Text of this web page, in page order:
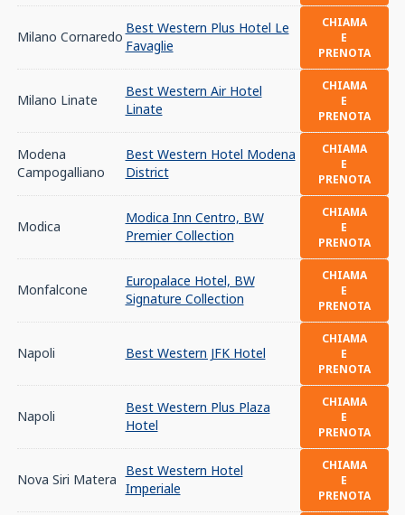
Milano Cornaredo
Best Western Plus Hotel Le
Favaglie
CHIAMA
E
PRENOTA
Milano Linate
Best Western Air Hotel
Linate
CHIAMA
E
PRENOTA
Modena
Campogalliano
Best Western Hotel Modena
District
CHIAMA
E
PRENOTA
Modica
Modica Inn Centro, BW
Premier Collection
CHIAMA
E
PRENOTA
Monfalcone
Europalace Hotel, BW
Signature Collection
CHIAMA
E
PRENOTA
Napoli Best Western JFK Hotel
CHIAMA
E
PRENOTA
Napoli
Best Western Plus Plaza
Hotel
CHIAMA
E
PRENOTA
Nova Siri Matera
Best Western Hotel
Imperiale
CHIAMA
E
PRENOTA